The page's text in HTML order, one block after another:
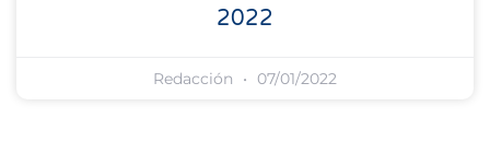
2022
Redacción 07/01/2022